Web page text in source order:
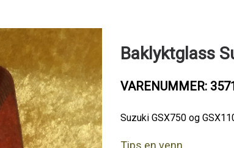
Baklyktglass
VARENUMMER:
Suzuki GSX750 og
Tips en venn